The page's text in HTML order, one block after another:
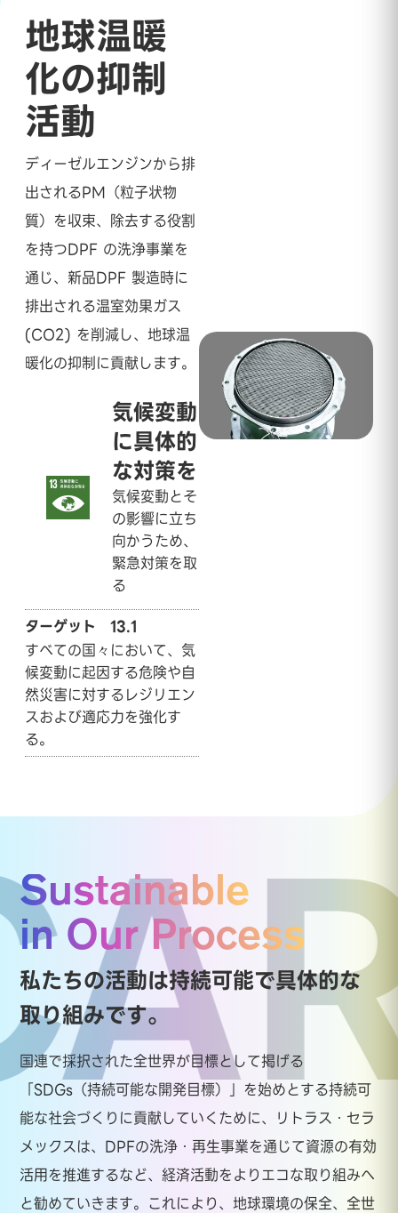
地球温暖
化の抑制
活動
ディーゼルエンジンから排
出されるPM（粒子状物
質）を収束、除去する役割
を持つDPF の洗浄事業を
通じ、新品DPF 製造時に
排出される温室効果ガス
(CO2) を削減し、地球温
暖化の抑制に貢献します。
気候変動
に具体的
な対策を
気候変動とそ
の影響に立ち
向かうため、
緊急対策を取
る
ターゲット 13.1
すべての国々において、気
候変動に起因する危険や自
然災害に対するレジリエン
スおよび適応力を強化す
る。
Sustainable
in Our Process
私たちの活動は持続可能で具体的な
取り組みです。
国連で採択された全世界が目標として掲げる
「SDGs（持続可能な開発目標）」を始めとする持続可
能な社会づくりに貢献していくために、リトラス・セラ
メックスは、DPFの洗浄・再生事業を通じて資源の有効
活用を推進するなど、経済活動をよりエコな取り組みへ
と勧めていきます。これにより、地球環境の保全、全世